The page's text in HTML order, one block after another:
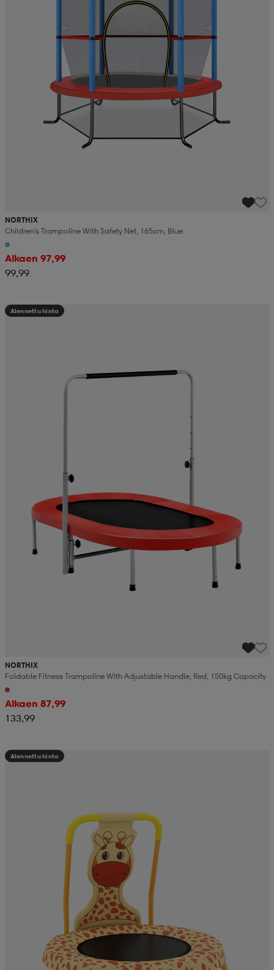
NORTHIX
Children's Trampoline With Safety Net, 165cm, Blue
Alkaen 97,99
99,99
Alennettu hinta
NORTHIX
Foldable Fitness Trampoline With Adjustable Handle, Red, 150kg Capacity
Alkaen 87,99
133,99
Alennettu hinta